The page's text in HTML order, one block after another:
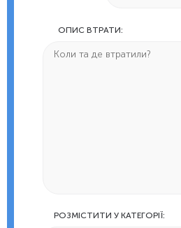
ОПИС ВТРАТИ:
РОЗМІСТИТИ У КАТЕГОРІЇ: